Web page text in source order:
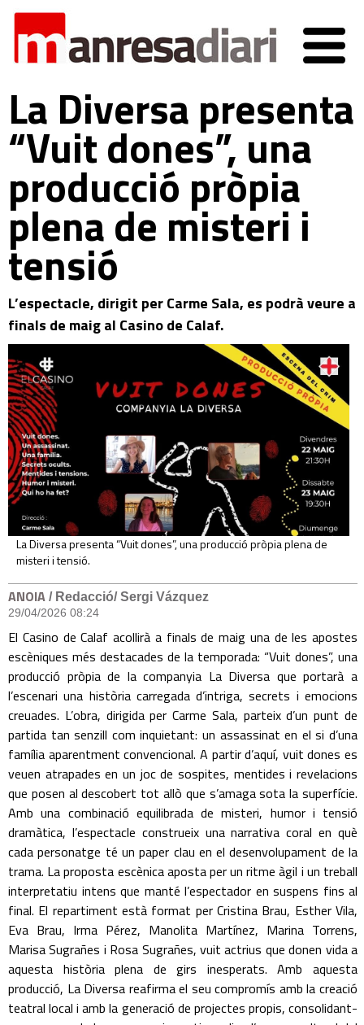
La Diversa presenta
“Vuit dones”, una
producció pròpia
plena de misteri i
tensió
L’espectacle, dirigit per Carme Sala, es podrà veure a
finals de maig al Casino de Calaf.
La Diversa presenta “Vuit dones”, una producció pròpia plena de
misteri i tensió.
ANOIA / Redacció/ Sergi Vázquez
29/04/2026 08:24
El Casino de Calaf acollirà a finals de maig una de les apostes
escèniques més destacades de la temporada: “Vuit dones”, una
producció pròpia de la companyia La Diversa que portarà a
l’escenari una història carregada d’intriga, secrets i emocions
creuades. L’obra, dirigida per Carme Sala, parteix d’un punt de
partida tan senzill com inquietant: un assassinat en el si d’una
família aparentment convencional. A partir d’aquí, vuit dones es
veuen atrapades en un joc de sospites, mentides i revelacions
que posen al descobert tot allò que s’amaga sota la superfície.
Amb una combinació equilibrada de misteri, humor i tensió
dramàtica, l’espectacle construeix una narrativa coral en què
cada personatge té un paper clau en el desenvolupament de la
trama. La proposta escènica aposta per un ritme àgil i un treball
interpretatiu intens que manté l’espectador en suspens fins al
final. El repartiment està format per Cristina Brau, Esther Vila,
Eva Brau, Irma Pérez, Manolita Martínez, Marina Torrens,
Marisa Sugrañes i Rosa Sugrañes, vuit actrius que donen vida a
aquesta història plena de girs inesperats. Amb aquesta
producció, La Diversa reafirma el seu compromís amb la creació
teatral local i amb la generació de projectes propis, consolidant-